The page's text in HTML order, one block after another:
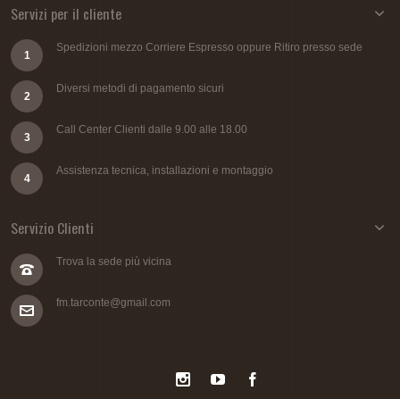
Servizi per il cliente
1
Spedizioni mezzo Corriere Espresso oppure Ritiro presso sede
2
Diversi metodi di pagamento sicuri
3
Call Center Clienti dalle 9.00 alle 18.00
4
Assistenza tecnica, installazioni e montaggio
Servizio Clienti
Trova la sede più vicina
fm.tarconte@gmail.com